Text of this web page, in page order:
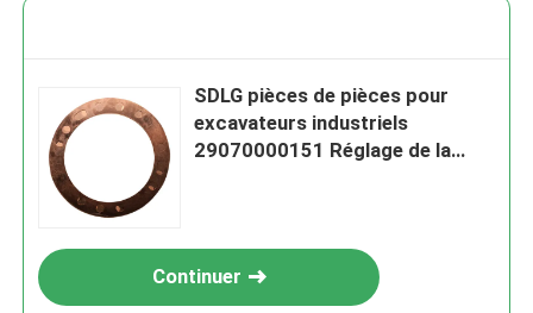
SDLG pièces de pièces pour
excavateurs industriels
29070000151 Réglage de la
Continuer